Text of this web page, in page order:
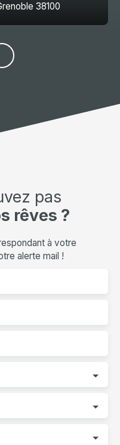
38100
pas
rêves ?
à votre
alerte mail !